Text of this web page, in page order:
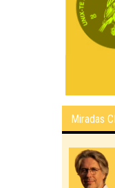
Miradas